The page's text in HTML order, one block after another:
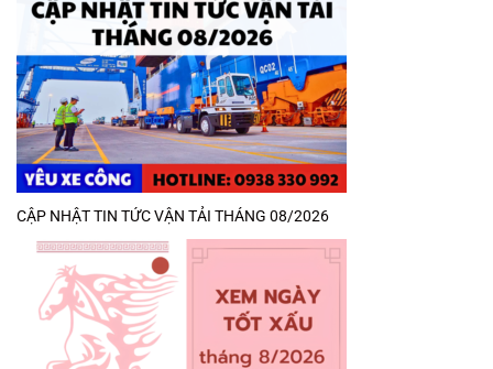
CẬP NHẬT TIN TỨC VẬN TẢI THÁNG 08/2026